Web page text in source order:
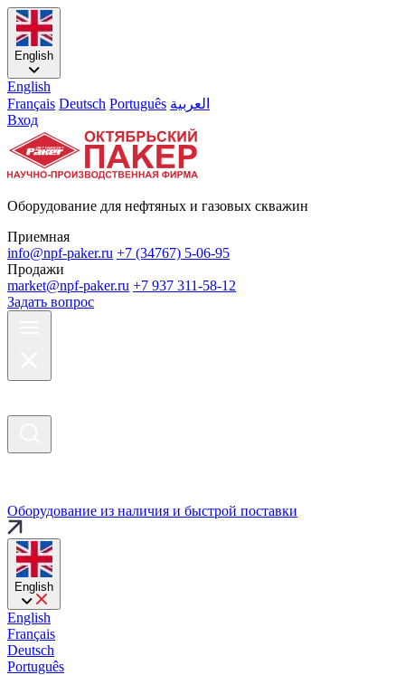
English
English
Français Deutsch Português العربية
Вход
Оборудование для нефтяных и газовых скважин
Приемная
info@npf-paker.ru +7 (34767) 5-06-95
Продажи
market@npf-paker.ru +7 937 311-58-12
Задать вопрос
Оборудование из наличия и быстрой поставки
English
English
Français
Deutsch
Português